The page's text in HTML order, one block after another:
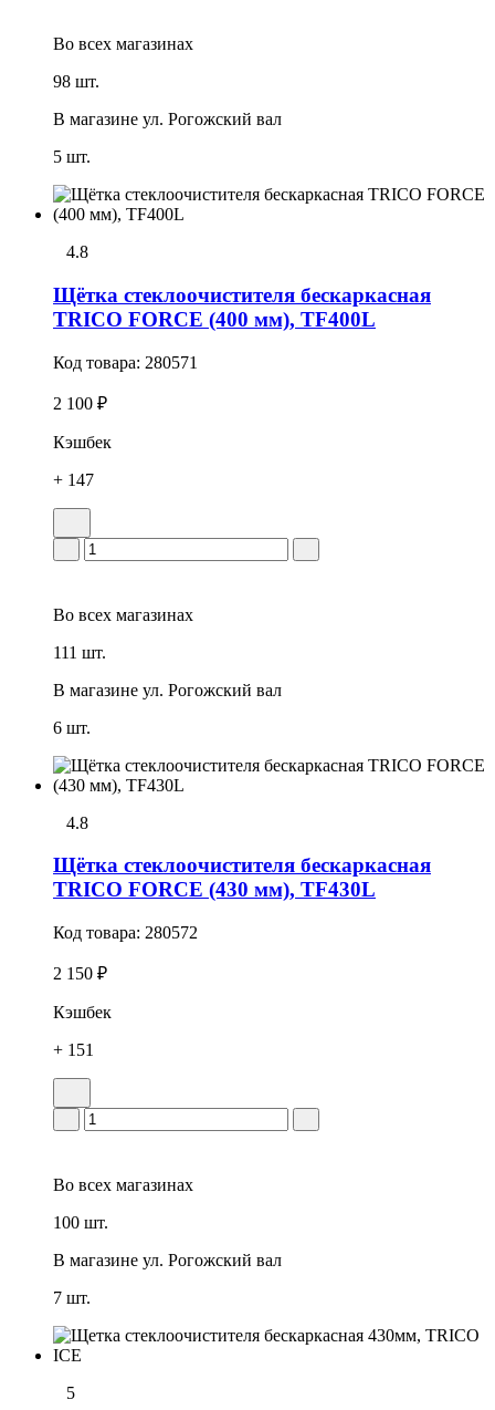
Во всех магазинах
98 шт.
В магазине ул. Рогожский вал
5 шт.
4.8
Щётка стеклоочистителя бескаркасная
TRICO FORCE (400 мм), TF400L
Код товара: 280571
2 100 ₽
Кэшбек
+ 147
Во всех магазинах
111 шт.
В магазине ул. Рогожский вал
6 шт.
4.8
Щётка стеклоочистителя бескаркасная
TRICO FORCE (430 мм), TF430L
Код товара: 280572
2 150 ₽
Кэшбек
+ 151
Во всех магазинах
100 шт.
В магазине ул. Рогожский вал
7 шт.
5